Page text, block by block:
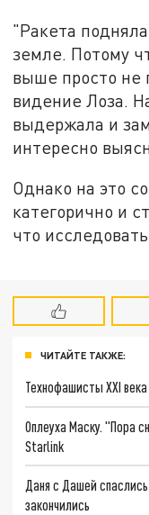
"Ракета
земле. Потому
выше просто не
видение Лоза.
выдержала и
интересно
Однако на это
категорично и
что
ЧИТАЙТЕ ТАКЖЕ:
Технофашисты XXI века
Оплеуха Маску. "Пора
Starlink
Даня с Дашей
закончились